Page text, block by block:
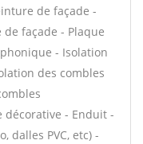
de façade -
façade - Plaque
- Isolation
des combles
décorative - Enduit -
dalles PVC, etc) -